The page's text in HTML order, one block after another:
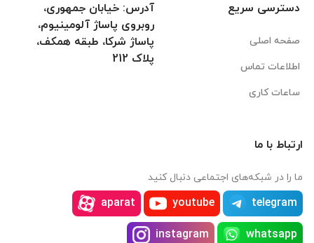
دسترسی سریع
صفحه اصلی
اطلاعات تماس
ساعات کاری
آدرس: خیابان جمهوری،
روبروی پاساژ آلومینیوم،
پاساژ شرکا، طبقه همکف،
پلاک 212
ارتباط با ما
ما را در شبکه‌های اجتماعی دنبال کنید
telegram
youtube
aparat
whatsapp
instagram